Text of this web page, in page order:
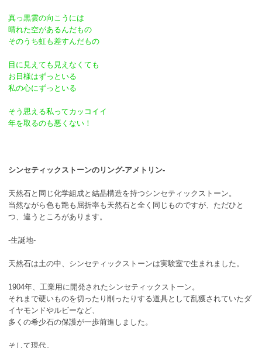
真っ黒雲の向こうには
晴れた空があるんだもの
そのうち虹も差すんだもの
目に見えても見えなくても
お日様はずっといる
私の心にずっといる
そう思える私ってカッコイイ
年を取るのも悪くない！
シンセティックストーンのリング-アメトリン-
天然石と同じ化学組成と結晶構造を持つシンセティックストーン。
当然ながら色も艶も屈折率も天然石と全く同じものですが、ただひと
つ、違うところがあります。
-生誕地-
天然石は土の中、シンセティックストーンは実験室で生まれました。
1904年、工業用に開発されたシンセティックストーン。
それまで硬いものを切ったり削ったりする道具として乱獲されていたダ
イヤモンドやルビーなど、
多くの希少石の保護が一歩前進しました。
そして現代。